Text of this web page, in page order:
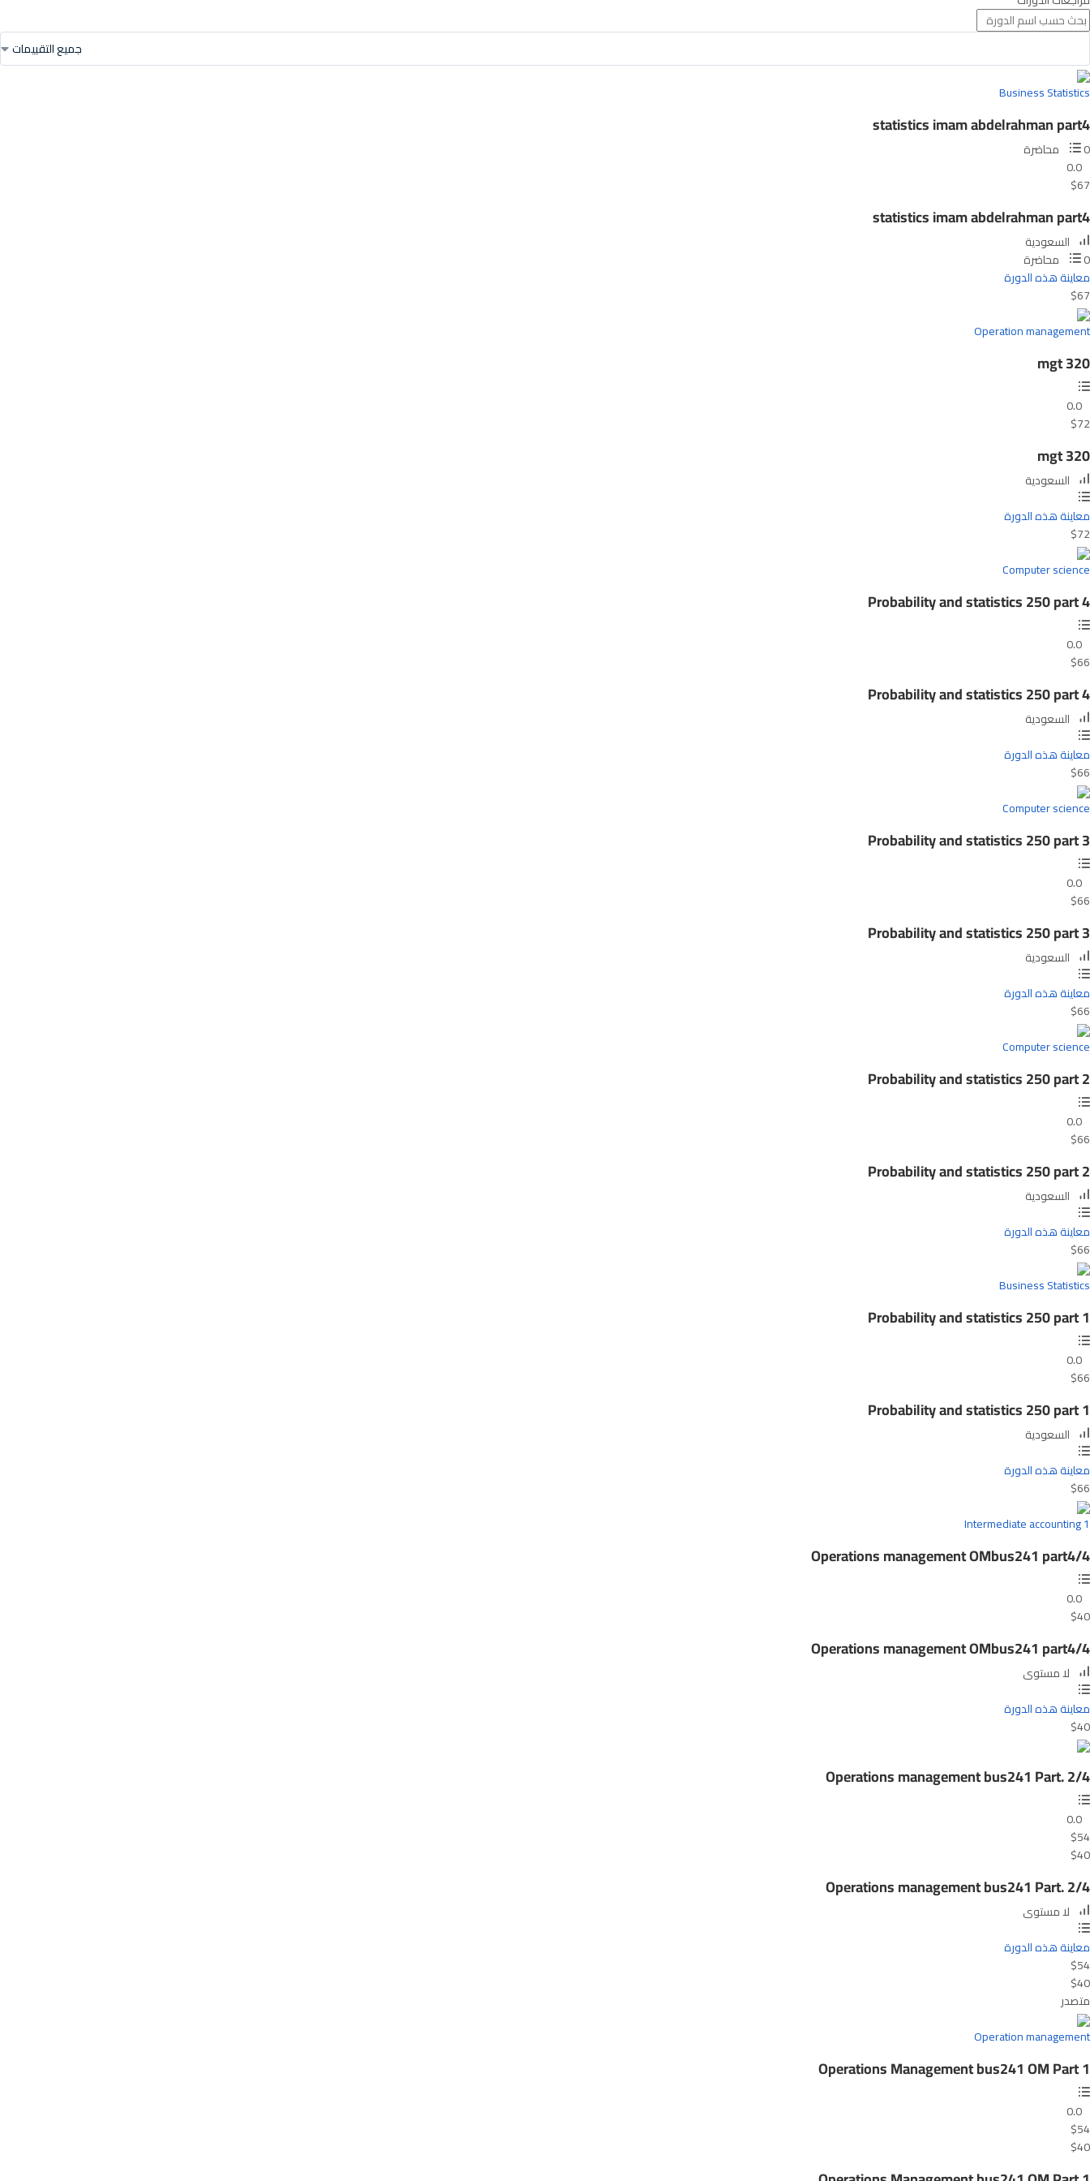
جميع التقييمات
Business Statistics
statistics imam abdelrahman part4
0 محاضرة
0.0
$67
statistics imam abdelrahman part4
السعودية
0 محاضرة
معاينة هذه الدورة
$67
Operation management
mgt 320
0.0
$72
mgt 320
السعودية
معاينة هذه الدورة
$72
Computer science
Probability and statistics 250 part 4
0.0
$66
Probability and statistics 250 part 4
السعودية
معاينة هذه الدورة
$66
Computer science
Probability and statistics 250 part 3
0.0
$66
Probability and statistics 250 part 3
السعودية
معاينة هذه الدورة
$66
Computer science
Probability and statistics 250 part 2
0.0
$66
Probability and statistics 250 part 2
السعودية
معاينة هذه الدورة
$66
Business Statistics
Probability and statistics 250 part 1
0.0
$66
Probability and statistics 250 part 1
السعودية
معاينة هذه الدورة
$66
Intermediate accounting 1
Operations management OMbus241 part4/4
0.0
$40
Operations management OMbus241 part4/4
لا مستوى
معاينة هذه الدورة
$40
Operations management bus241 Part. 2/4
0.0
$54
$40
Operations management bus241 Part. 2/4
لا مستوى
معاينة هذه الدورة
$54
$40
متصدر
Operation management
Operations Management bus241 OM Part 1
0.0
$54
$40